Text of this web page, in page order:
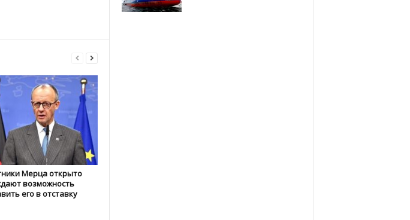
Мерца открыто
возможность
его в отставку